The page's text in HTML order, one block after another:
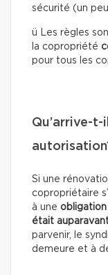
sécurité (un
ü Les règles
la copropriété
pour tous les
Qu’arrive-t-
Si une
copropriétaire
à une obligation
était
parvenir, le
demeure et à